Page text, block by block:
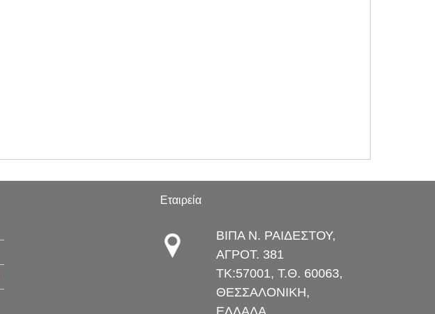
Εταιρεία
ΒΙΠΑ Ν. ΡΑΙΔΕΣΤΟΥ,
ΑΓΡΟΤ. 381
TK:57001, Τ.Θ. 60063,
ΘΕΣΣΑΛΟΝΙΚΗ,
ΕΛΛΑΔΑ